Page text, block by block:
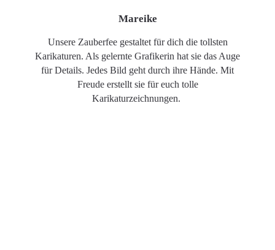
Mareike
Unsere Zauberfee gestaltet für dich die tollsten
Karikaturen. Als gelernte Grafikerin hat sie das Auge
für Details. Jedes Bild geht durch ihre Hände. Mit
Freude erstellt sie für euch tolle
Karikaturzeichnungen.